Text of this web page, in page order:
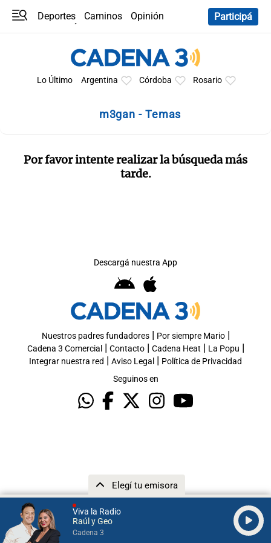
Viva la Radio
Raúl y Geo
Cadena 3
Elegí tu emisora
Deportes Caminos
Opinión
Participá
Lo Último Argentina Córdoba Rosario
m3gan - Temas
Por favor intente realizar la búsqueda más
tarde.
Descargá nuestra App
Nuestros padres fundadores| Por siempre Mario|
Cadena 3 Comercial | Contacto| Cadena Heat | La Popu |
Integrar nuestra red | Aviso Legal | Política de Privacidad
Seguinos en